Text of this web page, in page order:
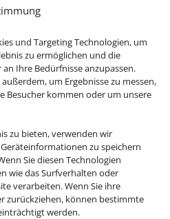
und Targeting Technologien, um
zu ermöglichen und die
Ihre Bedürfnisse anzupassen.
um Ergebnisse zu messen,
Besucher kommen oder um unsere
zu bieten, verwenden wir
zu speichern
Sie diesen Technologien
wie das Surfverhalten oder
verarbeiten. Wenn Sie ihre
zurückziehen, können bestimmte
werden.